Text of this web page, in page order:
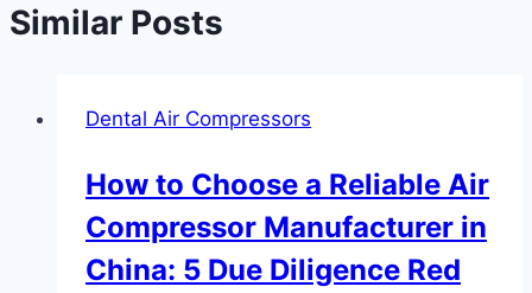
Similar Posts
Dental Air Compressors
How to Choose a Reliable Air
Compressor Manufacturer in
China: 5 Due Diligence Red